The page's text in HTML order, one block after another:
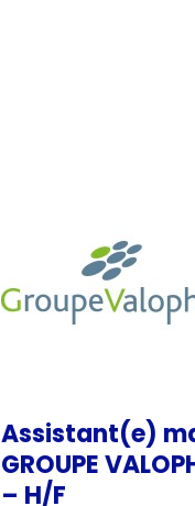
Assistant(e)
GROUPE
– H/F